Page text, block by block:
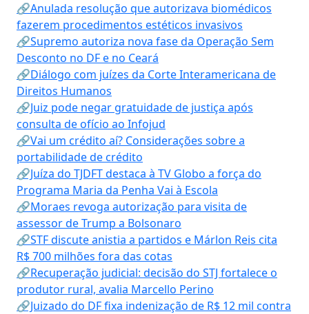
🔗Anulada resolução que autorizava biomédicos
fazerem procedimentos estéticos invasivos
🔗Supremo autoriza nova fase da Operação Sem
Desconto no DF e no Ceará
🔗Diálogo com juízes da Corte Interamericana de
Direitos Humanos
🔗Juiz pode negar gratuidade de justiça após
consulta de ofício ao Infojud
🔗Vai um crédito aí? Considerações sobre a
portabilidade de crédito
🔗Juíza do TJDFT destaca à TV Globo a força do
Programa Maria da Penha Vai à Escola
🔗Moraes revoga autorização para visita de
assessor de Trump a Bolsonaro
🔗STF discute anistia a partidos e Márlon Reis cita
R$ 700 milhões fora das cotas
🔗Recuperação judicial: decisão do STJ fortalece o
produtor rural, avalia Marcello Perino
🔗Juizado do DF fixa indenização de R$ 12 mil contra